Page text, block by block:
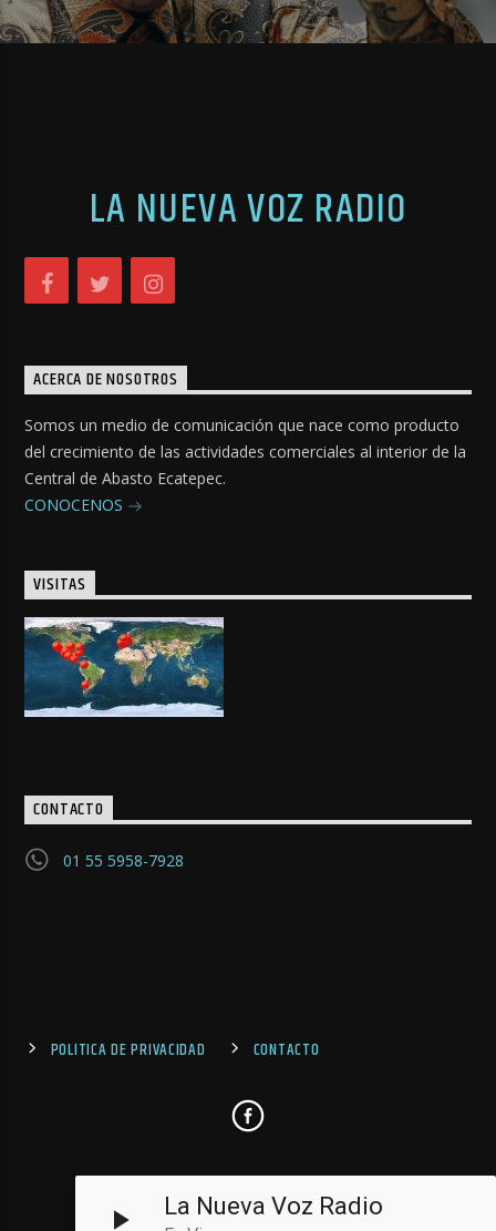
LA NUEVA VOZ RADIO
ACERCA DE NOSOTROS
Somos un medio de comunicación que nace como producto
del crecimiento de las actividades comerciales al interior de la
Central de Abasto Ecatepec.
CONOCENOS
VISITAS
CONTACTO
01 55 5958-7928
POLITICA DE PRIVACIDAD CONTACTO
La Nueva Voz Radio